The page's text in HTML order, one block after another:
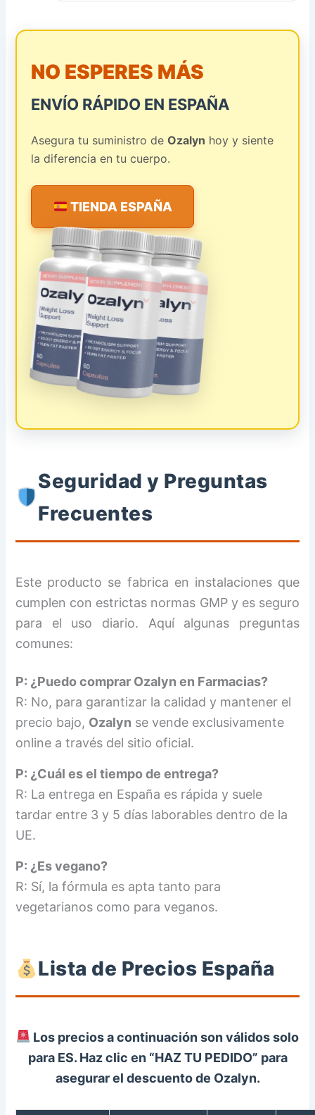
NO ESPERES MÁS
ENVÍO RÁPIDO EN ESPAÑA
Asegura tu suministro deOzalyn hoy y siente
la diferencia en tu cuerpo.
TIENDA ESPAÑA
Seguridad y Preguntas
Frecuentes
Este producto se fabrica en instalaciones que
cumplen con estrictas normas GMP y es seguro
para el uso diario. Aquí algunas preguntas
comunes:
P: ¿Puedo comprar Ozalyn en Farmacias?
R: No, para garantizar la calidad y mantener el
precio bajo, Ozalyn se vende exclusivamente
online a través del sitio oficial.
P: ¿Cuál es el tiempo de entrega?
R: La entrega en España es rápida y suele
tardar entre 3 y 5 días laborables dentro de la
UE.
P: ¿Es vegano?
R: Sí, la fórmula es apta tanto para
vegetarianos como para veganos.
Lista de Precios España
Los precios a continuación son válidos solo
para ES. Haz clic en “HAZ TU PEDIDO” para
asegurar el descuento de Ozalyn.